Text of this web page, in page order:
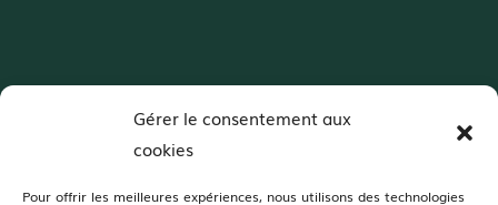
Gérer le consentement aux
cookies
Pour offrir les meilleures expériences, nous utilisons des technologies
Décoratrice de mariages spécialisée en